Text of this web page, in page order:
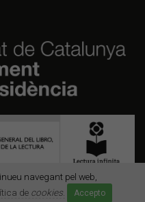
navegant pel web,
de cookies. Accepto